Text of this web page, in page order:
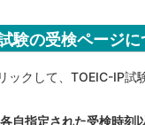
験の受検ページに
ックして、TOEIC-IP試
自指定された受検時刻